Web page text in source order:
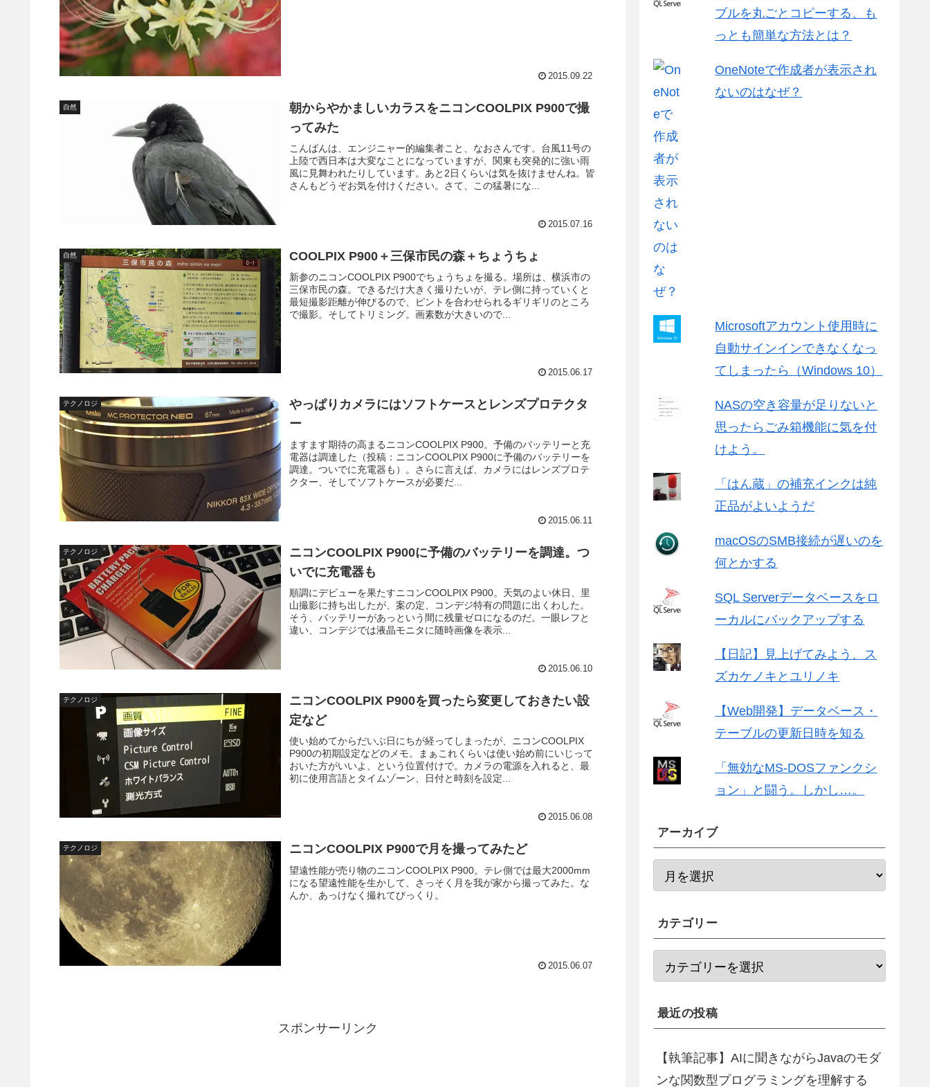
2015.09.22
自然
朝からやかましいカラスをニコンCOOLPIX P900で撮
ってみた
こんばんは、エンジニャー的編集者こと、なおさんです。台風11号の
上陸で西日本は大変なことになっていますが、関東も突発的に強い雨
風に見舞われたりしています。あと2日くらいは気を抜けませんね。皆
さんもどうぞお気を付けください。さて、この猛暑にな...
2015.07.16
自然 COOLPIX P900＋三保市民の森＋ちょうちょ
新参のニコンCOOLPIX P900でちょうちょを撮る。場所は、横浜市の
三保市民の森。できるだけ大きく撮りたいが、テレ側に持っていくと
最短撮影距離が伸びるので、ピントを合わせられるギリギリのところ
で撮影。そしてトリミング。画素数が大きいので...
2015.06.17
テクノロジ
やっぱりカメラにはソフトケースとレンズプロテクタ
ー
ますます期待の高まるニコンCOOLPIX P900。予備のバッテリーと充
電器は調達した（投稿：ニコンCOOLPIX P900に予備のバッテリーを
調達。ついでに充電器も）。さらに言えば、カメラにはレンズプロテ
クター、そしてソフトケースが必要だ...
2015.06.11
テクノロジ
ニコンCOOLPIX P900に予備のバッテリーを調達。つ
いでに充電器も
順調にデビューを果たすニコンCOOLPIX P900。天気のよい休日、里
山撮影に持ち出したが、案の定、コンデジ特有の問題に出くわした。
そう、バッテリーがあっという間に残量ゼロになるのだ。一眼レフと
違い、コンデジでは液晶モニタに随時画像を表示...
2015.06.10
テクノロジ
ニコンCOOLPIX P900を買ったら変更しておきたい設
定など
使い始めてからだいぶ日にちが経ってしまったが、ニコンCOOLPIX
P900の初期設定などのメモ。まぁこれくらいは使い始め前にいじって
おいた方がいいよ、という位置付けで。カメラの電源を入れると、最
初に使用言語とタイムゾーン、日付と時刻を設定...
2015.06.08
テクノロジ ニコンCOOLPIX P900で月を撮ってみたど
望遠性能が売り物のニコンCOOLPIX P900。テレ側では最大2000mm
になる望遠性能を生かして、さっそく月を我が家から撮ってみた。な
んか、あっけなく撮れてびっくり。
2015.06.07
スポンサーリンク
ブルを丸ごとコピーする、も
っとも簡単な方法とは？
OneNoteで作成者が表示され
ないのはなぜ？
Microsoftアカウント使用時に
自動サインインできなくなっ
てしまったら（Windows 10）
NASの空き容量が足りないと
思ったらごみ箱機能に気を付
けよう。
「はん蔵」の補充インクは純
正品がよいようだ
macOSのSMB接続が遅いのを
何とかする
SQL Serverデータベースをロ
ーカルにバックアップする
【日記】見上げてみよう、ス
ズカケノキとユリノキ
【Web開発】データベース・
テーブルの更新日時を知る
「無効なMS-DOSファンクシ
ョン」と闘う。しかし…。
アーカイブ
カテゴリー
最近の投稿
【執筆記事】AIに聞きながらJavaのモダ
ンな関数型プログラミングを理解する